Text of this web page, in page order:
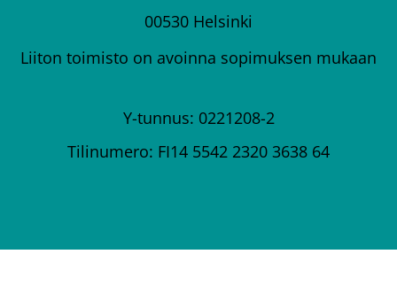
00530 Helsinki
Liiton toimisto on avoinna sopimuksen mukaan
Y-tunnus: 0221208-2
Tilinumero: FI14 5542 2320 3638 64